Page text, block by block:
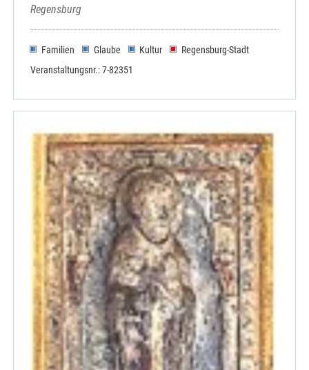
Regensburg
Familien Glaube Kultur
Regensburg-Stadt
Veranstaltungsnr.: 7-82351